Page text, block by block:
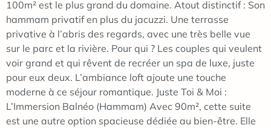
100m² est le plus grand du domaine. Atout distinctif : Son
hammam privatif en plus du jacuzzi. Une terrasse
privative à l’abris des regards, avec une très belle vue
sur le parc et la rivière. Pour qui ? Les couples qui veulent
voir grand et qui rêvent de recréer un spa de luxe, juste
pour eux deux. L’ambiance loft ajoute une touche
moderne à ce séjour romantique. Juste Toi & Moi :
L’Immersion Balnéo (Hammam) Avec 90m², cette suite
est une autre option spacieuse dédiée au bien-être. Elle